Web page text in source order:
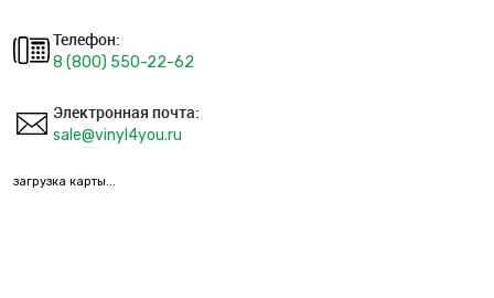
Телефон:
8 (800) 550-22-62
Электронная почта:
sale@vinyl4you.ru
загрузка карты...